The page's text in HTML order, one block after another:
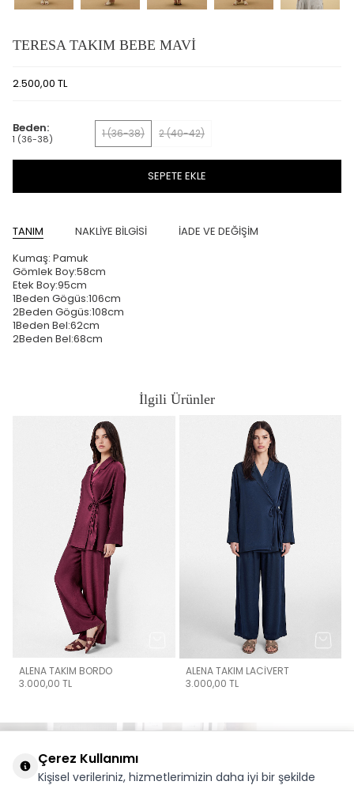
TERESA TAKIM BEBE MAVİ
2.500,00 TL
Beden:
1 (36-38) 1 (36-38) 2 (40-42)
SEPETE EKLE
TANIM NAKLİYE BİLGİSİ
İADE VE DEĞİŞİM
Kumaş: Pamuk
Gömlek Boy:58cm
Etek Boy:95cm
1Beden Gögüs:106cm
2Beden Gögüs:108cm
1Beden Bel:62cm
2Beden Bel:68cm
İlgili Ürünler
ALENA TAKIM BORDO
3.000,00 TL
ALENA TAKIM LACİVERT
3.000,00 TL
Çerez Kullanımı
Kişisel verileriniz, hizmetlerimizin daha iyi bir şekilde